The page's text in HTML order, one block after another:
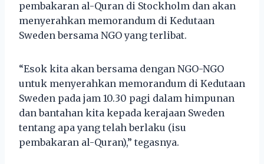
pembakaran al-Quran di Stockholm dan akan
menyerahkan memorandum di Kedutaan
Sweden bersama NGO yang terlibat.
“Esok kita akan bersama dengan NGO-NGO
untuk menyerahkan memorandum di Kedutaan
Sweden pada jam 10.30 pagi dalam himpunan
dan bantahan kita kepada kerajaan Sweden
tentang apa yang telah berlaku (isu
pembakaran al-Quran),” tegasnya.